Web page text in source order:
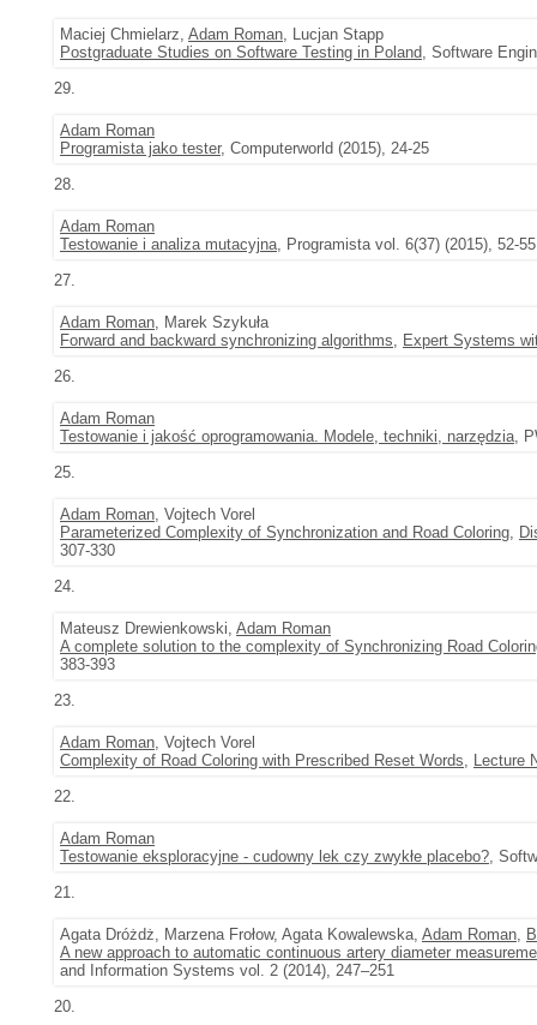
Maciej Chmielarz, Adam Roman, Lucjan Stapp
Postgraduate Studies on Software Testing in Poland, Software
29.
Adam Roman
Programista jako tester, Computerworld (2015), 24-25
28.
Adam Roman
Testowanie i analiza mutacyjna, Programista vol. 6(37) (2015), 52-55
27.
Adam Roman, Marek Szykuła
Forward and backward synchronizing algorithms, Expert Systems
26.
Adam Roman
Testowanie i jakość oprogramowania. Modele, techniki, narzędzia,
25.
Adam Roman, Vojtech Vorel
Parameterized Complexity of Synchronization and Road Coloring,
307-330
24.
Mateusz Drewienkowski, Adam Roman
A complete solution to the complexity of Synchronizing Road
383-393
23.
Adam Roman, Vojtech Vorel
Complexity of Road Coloring with Prescribed Reset Words, Lecture
22.
Adam Roman
Testowanie eksploracyjne - cudowny lek czy zwykłe placebo?,
21.
Agata Dróżdż, Marzena Frołow, Agata Kowalewska, Adam Roman,
A new approach to automatic continuous artery diameter
and Information Systems vol. 2 (2014), 247–251
20.